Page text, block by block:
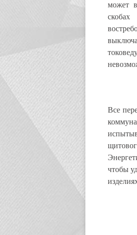
может
Все
чтобы